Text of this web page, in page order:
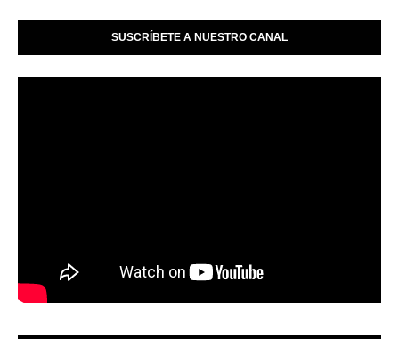
SUSCRÍBETE A NUESTRO CANAL